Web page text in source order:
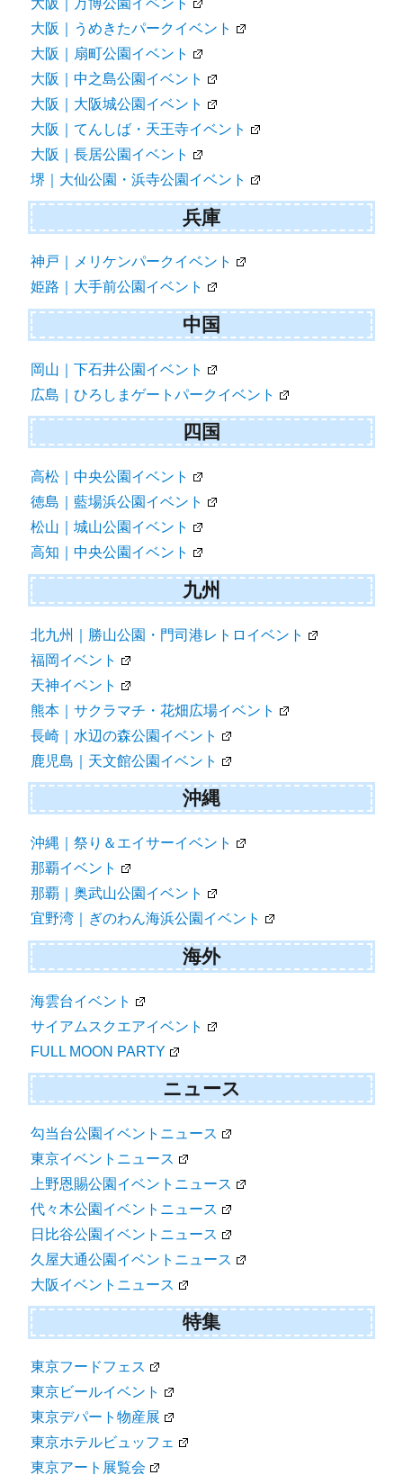
大阪｜万博公園イベント
大阪｜うめきたパークイベント
大阪｜扇町公園イベント
大阪｜中之島公園イベント
大阪｜大阪城公園イベント
大阪｜てんしば・天王寺イベント
大阪｜長居公園イベント
堺｜大仙公園・浜寺公園イベント
兵庫
神戸｜メリケンパークイベント
姫路｜大手前公園イベント
中国
岡山｜下石井公園イベント
広島｜ひろしまゲートパークイベント
四国
高松｜中央公園イベント
徳島｜藍場浜公園イベント
松山｜城山公園イベント
高知｜中央公園イベント
九州
北九州｜勝山公園・門司港レトロイベント
福岡イベント
天神イベント
熊本｜サクラマチ・花畑広場イベント
長崎｜水辺の森公園イベント
鹿児島｜天文館公園イベント
沖縄
沖縄｜祭り＆エイサーイベント
那覇イベント
那覇｜奥武山公園イベント
宜野湾｜ぎのわん海浜公園イベント
海外
海雲台イベント
サイアムスクエアイベント
FULL MOON PARTY
ニュース
勾当台公園イベントニュース
東京イベントニュース
上野恩賜公園イベントニュース
代々木公園イベントニュース
日比谷公園イベントニュース
久屋大通公園イベントニュース
大阪イベントニュース
特集
東京フードフェス
東京ビールイベント
東京デパート物産展
東京ホテルビュッフェ
東京アート展覧会